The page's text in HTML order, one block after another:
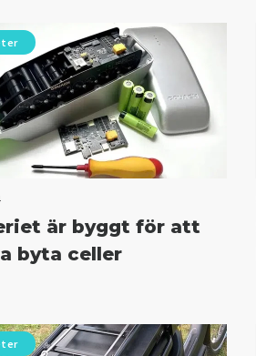
är byggt för att
byta celler